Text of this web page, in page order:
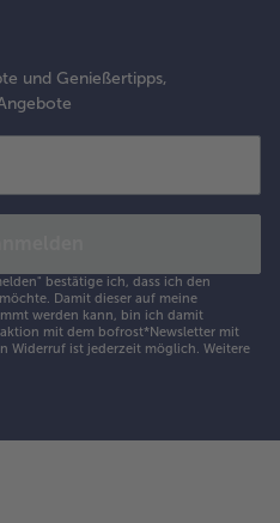
und Genießertipps,
bestätige ich, dass ich den
Damit dieser auf meine
werden kann, bin ich damit
mit dem bofrost*Newsletter mit
Widerruf ist jederzeit möglich. Weitere